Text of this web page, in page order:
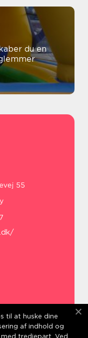
du en
til at huske dine
af indhold og
tredjepart. Ved